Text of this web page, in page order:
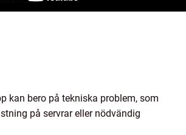
kan bero på tekniska problem, som
på servrar eller nödvändig